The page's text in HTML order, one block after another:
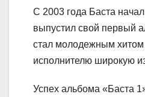
С 2003 года Баста
выпустил свой первый
стал молодежным хитом
исполнителю широкую
Успех альбома «Баста